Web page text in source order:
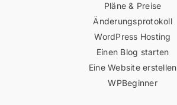
Pläne & Preise
Änderungsprotokoll
WordPress Hosting
Einen Blog starten
Eine Website erstellen
WPBeginner